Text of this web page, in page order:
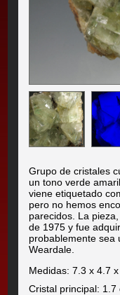
Grupo de cristales
un tono verde
viene etiquetado
pero no hemos
parecidos. La
de 1975 y fue
probablemente sea
Weardale.
Medidas: 7.3 x 4.7 x
Cristal principal: 1.7